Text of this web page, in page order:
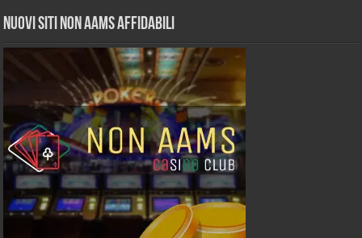
Nuovi siti non AAMS affidabili